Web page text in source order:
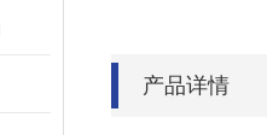
产品详情